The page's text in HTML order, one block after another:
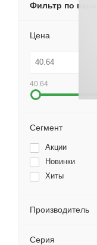
Фильтр по
Цена
40.64
Сегмент
Акции
Новинки
Хиты
Производитель
Серия